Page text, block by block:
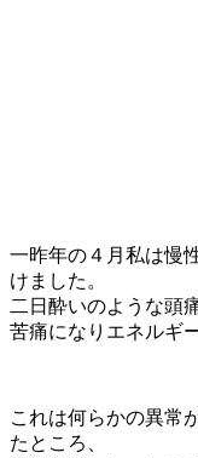
一昨年の４月私は慢
けました。
二日酔いのような頭
苦痛になりエネルギ
これは何らかの異常
たところ、